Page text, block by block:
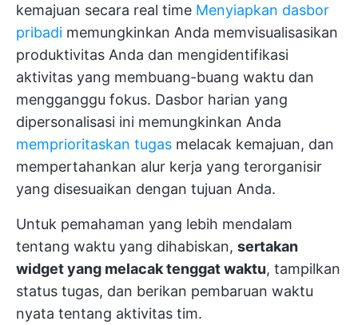
kemajuan secara real time Menyiapkan dasbor
pribadi memungkinkan Anda memvisualisasikan
produktivitas Anda dan mengidentifikasi
aktivitas yang membuang-buang waktu dan
mengganggu fokus. Dasbor harian yang
dipersonalisasi ini memungkinkan Anda
memprioritaskan tugas melacak kemajuan, dan
mempertahankan alur kerja yang terorganisir
yang disesuaikan dengan tujuan Anda.
Untuk pemahaman yang lebih mendalam
tentang waktu yang dihabiskan, sertakan
widget yang melacak tenggat waktu, tampilkan
status tugas, dan berikan pembaruan waktu
nyata tentang aktivitas tim.